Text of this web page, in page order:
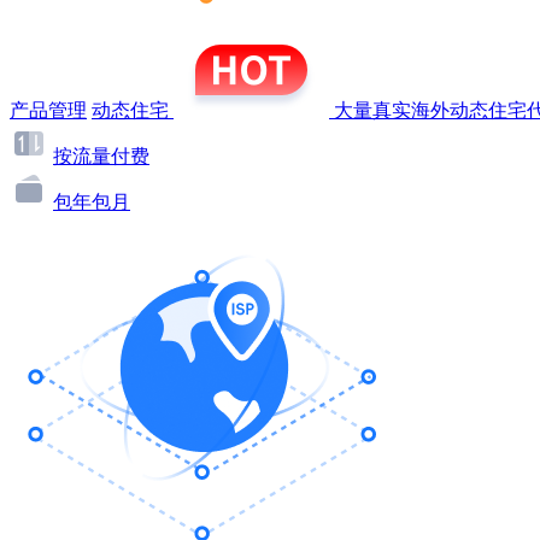
产品管理 动态住宅 大量真实海外动态住宅
按流量付费
包年包月